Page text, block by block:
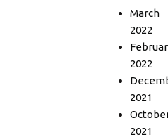
March
2022
2022
2021
2021